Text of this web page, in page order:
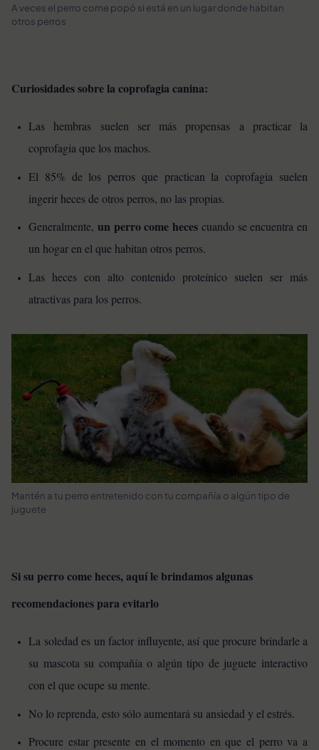
A veces el perro come popó si está en un lugar donde habitan
otros perros
Curiosidades sobre la coprofagia canina:
Las hembras suelen ser más propensas a practicar la
coprofagia que los machos.
El 85% de los perros que practican la coprofagia suelen
ingerir heces de otros perros, no las propias.
Generalmente, un perro come heces cuando se encuentra en
un hogar en el que habitan otros perros.
Las heces con alto contenido proteínico suelen ser más
atractivas para los perros.
Mantén a tu perro entretenido con tu compañía o algún tipo de
juguete
Si su perro come heces, aquí le brindamos algunas
recomendaciones para evitarlo
La soledad es un factor influyente, así que procure brindarle a
su mascota su compañía o algún tipo de juguete interactivo
con el que ocupe su mente.
No lo reprenda, esto sólo aumentará su ansiedad y el estrés.
Procure estar presente en el momento en que el perro va a